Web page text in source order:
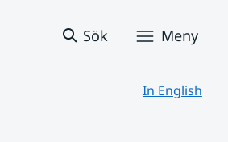
Sök Meny
In English